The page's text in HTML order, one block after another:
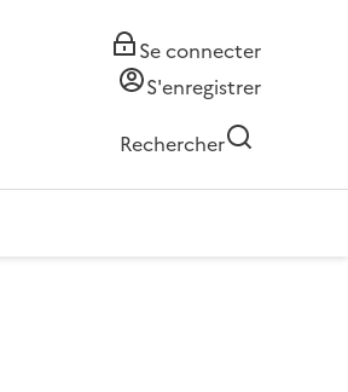
Se connecter
S'enregistrer
Rechercher